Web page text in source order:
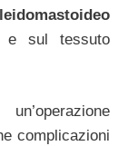
sul tessuto
complicazioni